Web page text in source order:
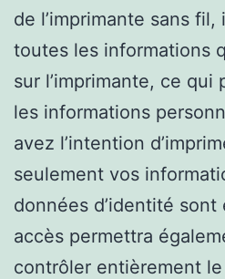
de l’imprimante sans
toutes les informations
sur l’imprimante, ce
les informations
avez l’intention
seulement vos
données d’identité
accès permettra
contrôler entièrement